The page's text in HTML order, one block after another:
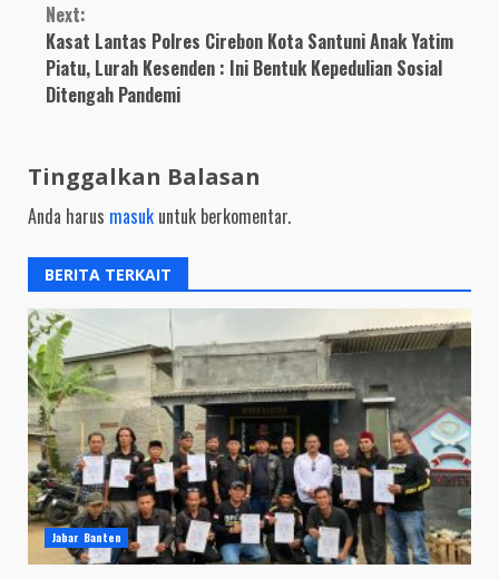
Next:
Kasat Lantas Polres Cirebon Kota Santuni Anak Yatim
Piatu, Lurah Kesenden : Ini Bentuk Kepedulian Sosial
Ditengah Pandemi
Tinggalkan Balasan
Anda harus masuk untuk berkomentar.
BERITA TERKAIT
Jabar Banten